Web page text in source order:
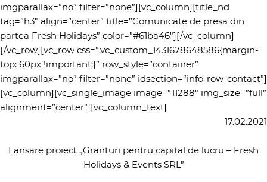
imgparallax=”no” filter=”none”][vc_column][title_nd
tag=”h3″ align=”center” title=”Comunicate de presa din
partea Fresh Holidays” color=”#61ba46″][/vc_column]
[/vc_row][vc_row css=”.vc_custom_1431678648586{margin-
top: 60px !important;}” row_style=”container”
imgparallax=”no” filter=”none” idsection=”info-row-contact”]
[vc_column][vc_single_image image=”11288″ img_size=”full”
alignment=”center”][vc_column_text]
17.02.2021
Lansare proiect „Granturi pentru capital de lucru – Fresh
Holidays & Events SRL”